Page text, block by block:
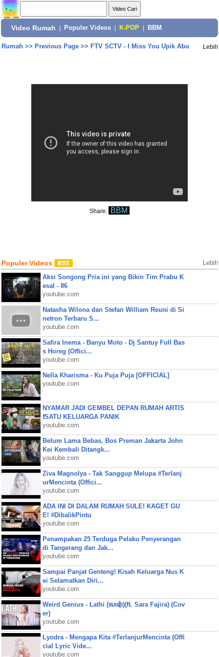
Video Rumah Populer Videos K-POP BBM
Rumah>> Previous Page>> FTV SCTV - I Miss You Upik Abu Lebih
Share: BBM
Populer Videos Lebih
Aksi Songong Pria ini yang Bikin Tim Prabu K
esal - 86
youtube.com
Natasha Wilona dan Stefan William Reuni di Si
netron Terbaru S...
youtube.com
Safira Inema - Banyu Moto - Dj Santuy Full Bas
s Horeg (Offici...
youtube.com
Nella Kharisma - Ku Puja Puja [OFFICIAL]
youtube.com
NYAMAR JADI GEMBEL DEPAN RUMAH ARTIS
❗SATU KELUARGA PANIK
youtube.com
Belum Lama Bebas, Bos Preman Jakarta John
Kei Kembali Ditangk...
youtube.com
Ziva Magnolya - Tak Sanggup Melupa #Terlanj
urMencinta (Offici...
youtube.com
ADA INI DI DALAM RUMAH SULE! KAGET GU
E! #DibalikPintu
youtube.com
Penampakan 25 Terduga Pelaku Penyerangan
di Tangerang dan Jak...
youtube.com
Sampai Panjat Genteng! Kisah Keluarga Nus K
ei Selamatkan Diri...
youtube.com
Weird Genius - Lathi (ꦭꦛꦶ)(ft. Sara Fajira) (Cov
er)
youtube.com
Lyodra - Mengapa Kita #TerlanjurMencinta (Offi
cial Lyric Vide...
youtube.com